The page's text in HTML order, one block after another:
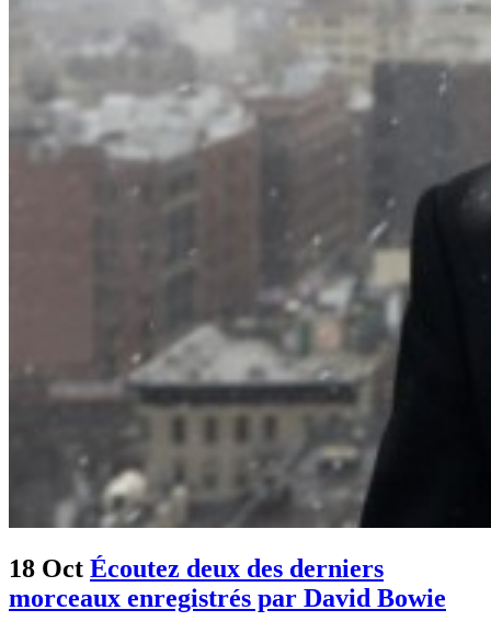
18 Oct Écoutez deux des derniers
morceaux enregistrés par David Bowie